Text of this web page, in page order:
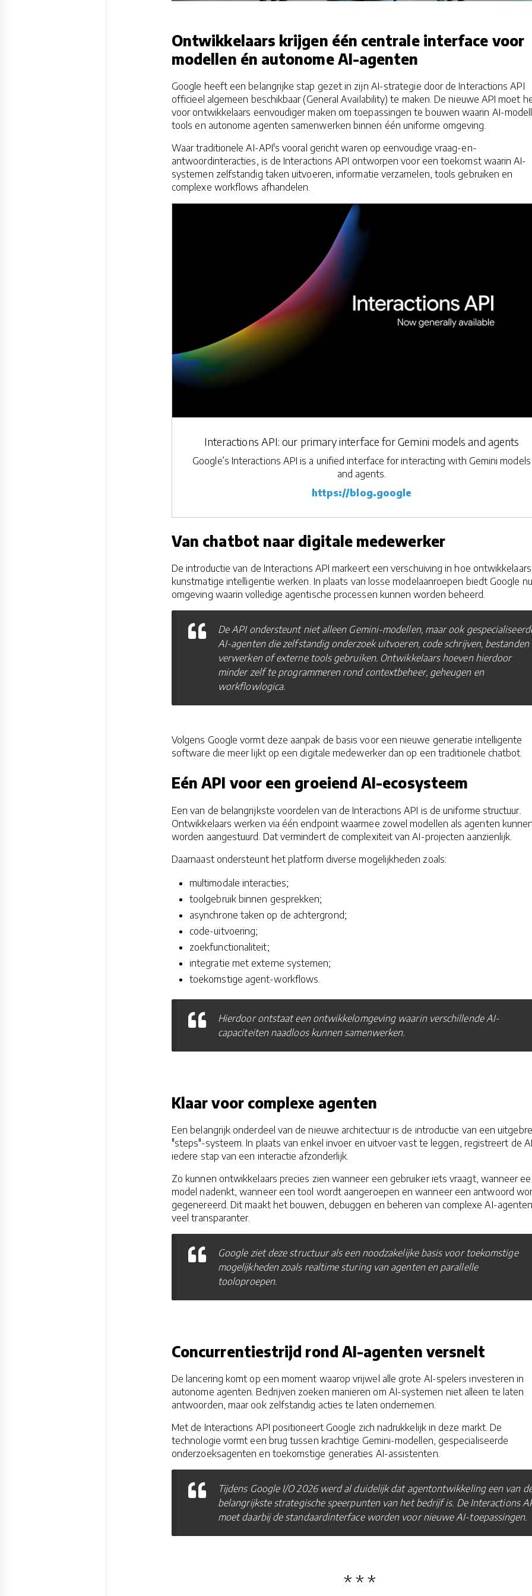
Ontwikkelaars krijgen één centrale interface voor
modellen én autonome AI-agenten
Google heeft een belangrijke stap gezet in zijn AI-strategie door de Interactions API
officieel algemeen beschikbaar (General Availability) te maken. De nieuwe API moet
voor ontwikkelaars eenvoudiger maken om toepassingen te bouwen waarin AI-
tools en autonome agenten samenwerken binnen één uniforme omgeving.
Waar traditionele AI-API's vooral gericht waren op eenvoudige vraag-en-
antwoordinteracties, is de Interactions API ontworpen voor een toekomst waarin AI-
systemen zelfstandig taken uitvoeren, informatie verzamelen, tools gebruiken en
complexe workflows afhandelen.
Interactions API: our primary interface for Gemini models and agents
Google’s Interactions API is a unified interface for interacting with Gemini models
and agents.
https://blog.google
Van chatbot naar digitale medewerker
De introductie van de Interactions API markeert een verschuiving in hoe
kunstmatige intelligentie werken. In plaats van losse modelaanroepen biedt Google
omgeving waarin volledige agentische processen kunnen worden beheerd.
De API ondersteunt niet alleen Gemini-modellen, maar ook
AI-agenten die zelfstandig onderzoek uitvoeren, code schrijven, bestanden
verwerken of externe tools gebruiken. Ontwikkelaars hoeven hierdoor
minder zelf te programmeren rond contextbeheer, geheugen en
workflowlogica.
Volgens Google vormt deze aanpak de basis voor een nieuwe generatie intelligente
software die meer lijkt op een digitale medewerker dan op een traditionele chatbot.
Eén API voor een groeiend AI-ecosysteem
Een van de belangrijkste voordelen van de Interactions API is de uniforme structuur.
Ontwikkelaars werken via één endpoint waarmee zowel modellen als agenten
worden aangestuurd. Dat vermindert de complexiteit van AI-projecten aanzienlijk.
Daarnaast ondersteunt het platform diverse mogelijkheden zoals:
multimodale interacties;
toolgebruik binnen gesprekken;
asynchrone taken op de achtergrond;
code-uitvoering;
zoekfunctionaliteit;
integratie met externe systemen;
toekomstige agent-workflows.
Hierdoor ontstaat een ontwikkelomgeving waarin verschillende AI-
capaciteiten naadloos kunnen samenwerken.
Klaar voor complexe agenten
Een belangrijk onderdeel van de nieuwe architectuur is de introductie van een
"steps"-systeem. In plaats van enkel invoer en uitvoer vast te leggen, registreert de
iedere stap van een interactie afzonderlijk.
Zo kunnen ontwikkelaars precies zien wanneer een gebruiker iets vraagt, wanneer
model nadenkt, wanneer een tool wordt aangeroepen en wanneer een antwoord
gegenereerd. Dit maakt het bouwen, debuggen en beheren van complexe AI-
veel transparanter.
Google ziet deze structuur als een noodzakelijke basis voor toekomstige
mogelijkheden zoals realtime sturing van agenten en parallelle
tooloproepen.
Concurrentiestrijd rond AI-agenten versnelt
De lancering komt op een moment waarop vrijwel alle grote AI-spelers investeren in
autonome agenten. Bedrijven zoeken manieren om AI-systemen niet alleen te laten
antwoorden, maar ook zelfstandig acties te laten ondernemen.
Met de Interactions API positioneert Google zich nadrukkelijk in deze markt. De
technologie vormt een brug tussen krachtige Gemini-modellen, gespecialiseerde
onderzoeksagenten en toekomstige generaties AI-assistenten.
Tijdens Google I/O 2026 werd al duidelijk dat agentontwikkeling een van
belangrijkste strategische speerpunten van het bedrijf is. De Interactions
moet daarbij de standaardinterface worden voor nieuwe AI-toepassingen.